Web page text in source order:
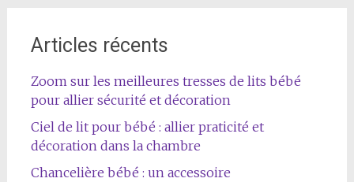
Articles récents
Zoom sur les meilleures tresses de lits bébé
pour allier sécurité et décoration
Ciel de lit pour bébé : allier praticité et
décoration dans la chambre
Chancelière bébé : un accessoire